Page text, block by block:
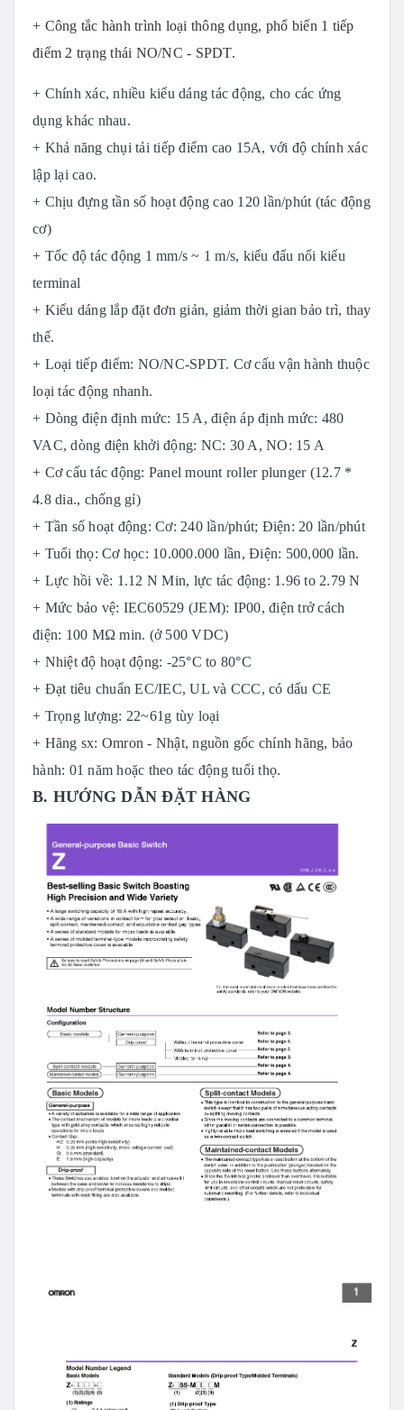
+ Công tắc hành trình loại thông dụng, phổ biến 1 tiếp
điểm 2 trạng thái NO/NC - SPDT.
+ Chính xác, nhiều kiểu dáng tác động, cho các ứng
dụng khác nhau.
+ Khả năng chụi tải tiếp điểm cao 15A, với độ chính xác
lập lại cao.
+ Chịu đựng tần số hoạt động cao 120 lần/phút (tác động
cơ)
+ Tốc độ tác động 1 mm/s ~ 1 m/s, kiểu đấu nối kiểu
terminal
+ Kiểu dáng lắp đặt đơn giản, giảm thời gian bảo trì, thay
thế.
+ Loại tiếp điểm: NO/NC-SPDT. Cơ cấu vận hành thuộc
loại tác động nhanh.
+ Dòng điện định mức: 15 A, điện áp định mức: 480
VAC, dòng điện khởi động: NC: 30 A, NO: 15 A
+ Cơ cấu tác động: Panel mount roller plunger (12.7 *
4.8 dia., chống gỉ)
+ Tần số hoạt động: Cơ: 240 lần/phút; Điện: 20 lần/phút
+ Tuổi thọ: Cơ học: 10.000.000 lần, Điện: 500,000 lần.
+ Lực hồi về: 1.12 N Min, lực tác động: 1.96 to 2.79 N
+ Mức bảo vệ: IEC60529 (JEM): IP00, điện trở cách
điện: 100 MΩ min. (ở 500 VDC)
+ Nhiệt độ hoạt động: -25°C to 80°C
+ Đạt tiêu chuẩn EC/IEC, UL và CCC, có dấu CE
+ Trọng lượng: 22~61g tùy loại
+ Hãng sx: Omron - Nhật, nguồn gốc chính hãng, bảo
hành: 01 năm hoặc theo tác động tuổi thọ.
B. HƯỚNG DẪN ĐẶT HÀNG